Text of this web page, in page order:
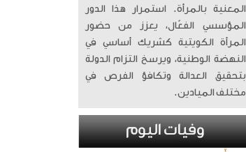
المعنية بالمرأة. ​ استمرار هذا الدور
المؤسسي الفعّال، يعزز من حضور
المرأة الكويتية كشريك أساسي في
النهضة الوطنية، ويرسخ التزام الدولة
بتحقيق العدالة وتكافؤ الفرص في
مختلف الميادين.